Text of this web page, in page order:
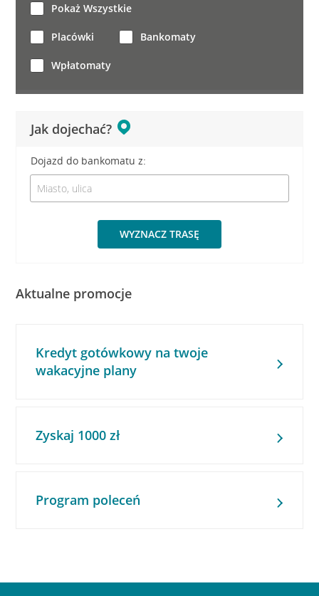
Jak dojechać?
Dojazd do bankomatu z:
WYZNACZ TRASĘ
Pokaż Wszystkie
Placówki Bankomaty
Wpłatomaty
Aktualne promocje
Kredyt gotówkowy na twoje
wakacyjne plany
Zyskaj 1000 zł
Program poleceń